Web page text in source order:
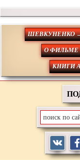
ШЕВКУНЕНКО
О
КНИГИ